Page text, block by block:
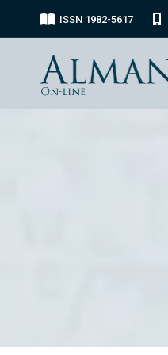
ISSN 1982-5617